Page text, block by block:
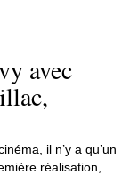
avec
il n’y a qu’un
réalisation,